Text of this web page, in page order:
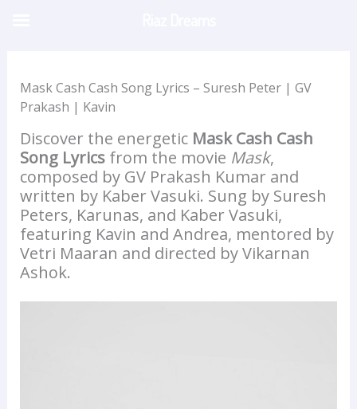
Mask Cash Cash Song Lyrics – Suresh Peter | GV
Prakash | Kavin
Discover the energetic Mask Cash Cash
Song Lyricsfrom the movie Mask,
composed by GV Prakash Kumar and
written by Kaber Vasuki. Sung by Suresh
Peters, Karunas, and Kaber Vasuki,
featuring Kavin and Andrea, mentored by
Vetri Maaran and directed by Vikarnan
Ashok.